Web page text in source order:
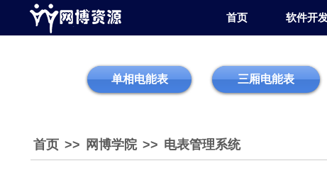
首页 软件开
三厢电能表
单相电能表
首页 >> 网博学院 >> 电表管理系统